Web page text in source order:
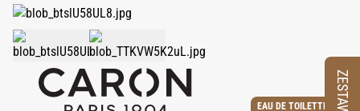
EAU DE TOILETTE